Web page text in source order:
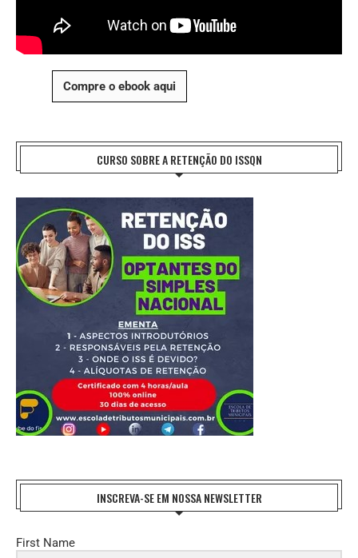
Compre o ebook aqui
CURSO SOBRE A RETENÇÃO DO ISSQN
INSCREVA-SE EM NOSSA NEWSLETTER
First Name